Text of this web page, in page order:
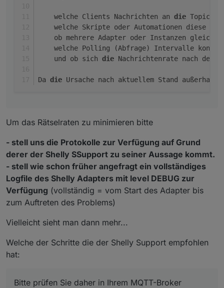
    welche Clients Nachrichten an
die Topics
welche Skripte oder Automationen diese
ob mehrere Adapter oder Instanzen
welche Polling (Abfrage) Intervalle
    und ob sich
die Nachrichtenrate nach dem
Da die Ursache nach aktuellem Stand
Um das Rätselraten zu minimieren bitte
- stell uns die Protokolle zur Verfügung auf Grund
derer der Shelly SSupport zu seiner Aussage kommt.
- stell wie schon früher angefragt ein vollständiges
Logfile des Shelly Adapters mit level DEBUG zur
Verfügung (vollständig = vom Start des Adapter bis
zum Auftreten des Problems)
Vielleicht sieht man dann mehr...
Welche der Schritte die der Shelly Support empfohlen
hat:
Bitte prüfen Sie daher in Ihrem MQTT-Broker